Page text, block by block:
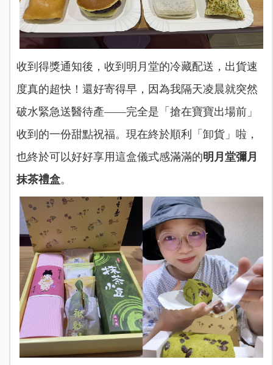
收到得獎通知後，收到明月堂的冷藏配送，出貨速
度真的超快！還好寄得早，因為我隔天凌晨就突然
破水緊急送醫待產——完全是「搶在寶寶出場前」
收到的一份甜點祝福。現在終於順利「卸貨」啦，
也終於可以好好享用這盒儀式感滿滿的明月堂彌月
抹茶禮盒。